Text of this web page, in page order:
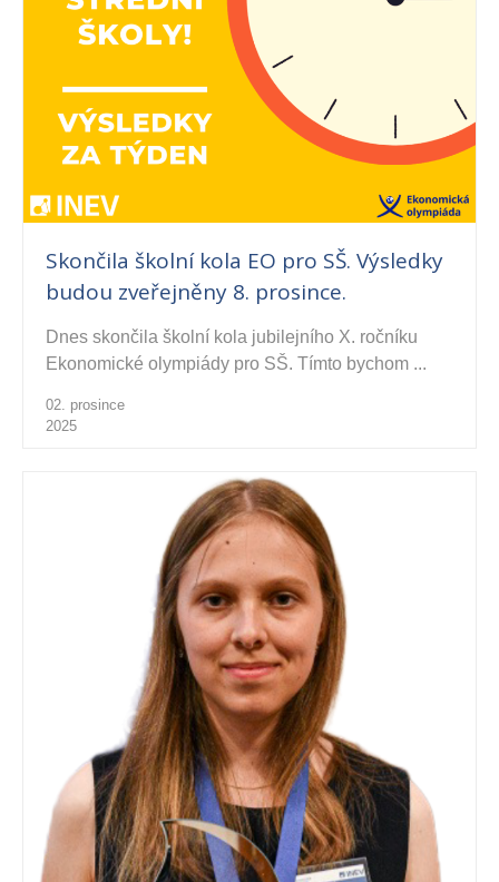
Skončila školní kola EO pro SŠ. Výsledky
budou zveřejněny 8. prosince.
Dnes skončila školní kola jubilejního X. ročníku
Ekonomické olympiády pro SŠ. Tímto bychom ...
02. prosince
2025